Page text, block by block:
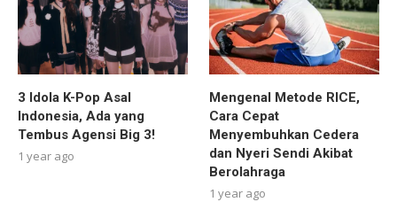
3 Idola K-Pop Asal
Indonesia, Ada yang
Tembus Agensi Big 3!
1 year ago
Mengenal Metode RICE,
Cara Cepat
Menyembuhkan Cedera
dan Nyeri Sendi Akibat
Berolahraga
1 year ago